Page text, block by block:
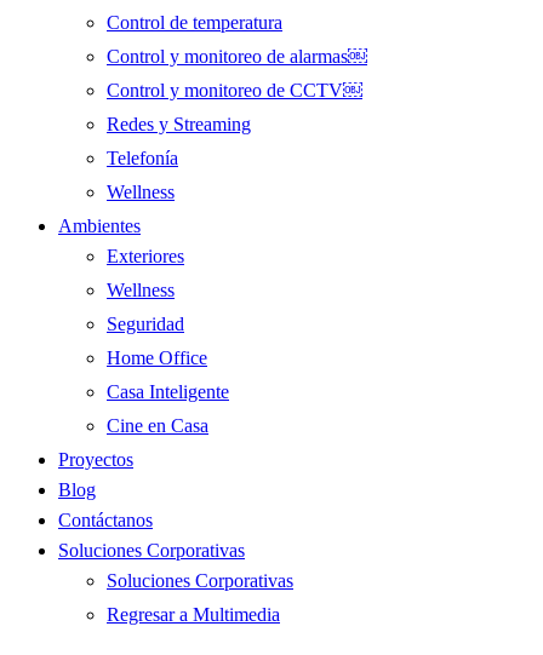
Control de temperatura
Control y monitoreo de alarmas￼
Control y monitoreo de CCTV￼
Redes y Streaming
Telefonía
Wellness
Ambientes
Exteriores
Wellness
Seguridad
Home Office
Casa Inteligente
Cine en Casa
Proyectos
Blog
Contáctanos
Soluciones Corporativas
Soluciones Corporativas
Regresar a Multimedia